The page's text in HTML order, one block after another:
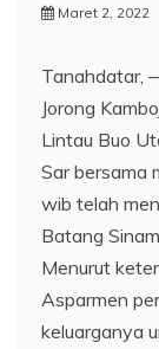
Maret 2, 2022
Tanahdatar,
Jorong
Lintau Buo
Sar bersama
wib telah
Batang
Menurut
Asparmen
keluarganya